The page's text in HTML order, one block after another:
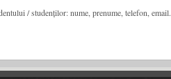
/ studenților: nume, prenume, telefon, email.